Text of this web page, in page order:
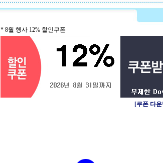
* 8월 행사 12% 할인쿠폰
[쿠폰 다